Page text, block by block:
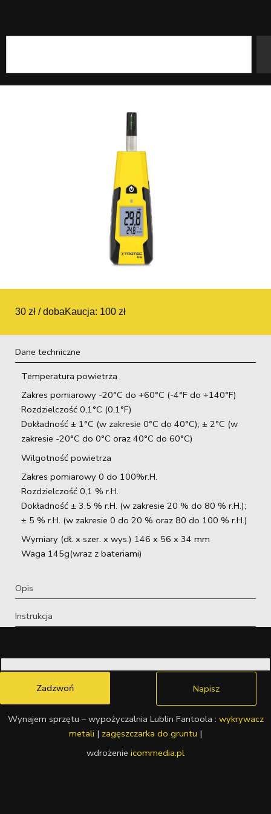
30 zł / dobaKaucja: 100 zł
Dane techniczne
Opis
Instrukcja
Temperatura powietrza
Zakres pomiarowy -20°C do +60°C (-4°F do +140°F)
Rozdzielczość 0,1°C (0,1°F)
Dokładność ± 1°C (w zakresie 0°C do 40°C); ± 2°C (w
zakresie -20°C do 0°C oraz 40°C do 60°C)
Wilgotność powietrza
Zakres pomiarowy 0 do 100%r.H.
Rozdzielczość 0,1 % r.H.
Dokładność ± 3,5 % r.H. (w zakresie 20 % do 80 % r.H.);
± 5 % r.H. (w zakresie 0 do 20 % oraz 80 do 100 % r.H.)
Wymiary (dł. x szer. x wys.) 146 x 56 x 34 mm
Waga 145g(wraz z bateriami)
Zadzwoń Napisz
Wynajem sprzętu – wypożyczalnia Lublin Fantoola : wykrywacz
metali | zagęszczarka do gruntu |
wdrożenie icommedia.pl